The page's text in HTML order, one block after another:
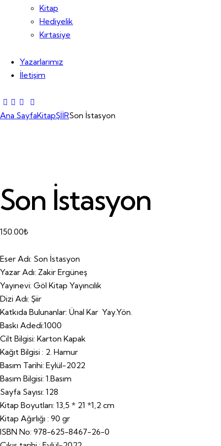
Kitap
Hediyelik
Kırtasiye
Yazarlarımız
İletişim
Ana SayfaKitapŞİİRSon İstasyon
Son İstasyon
150.00₺
Eser Adı: Son İstasyon
Yazar Adı: Zakir Ergüneş
Yayınevi: Göl Kitap Yayıncılık
Dizi Adı: Şiir
Katkıda Bulunanlar: Ünal Kar Yay.Yön.
Baskı Adedi:1000
Cilt Bilgisi: Karton Kapak
Kağıt Bilgisi : 2. Hamur
Basım Tarihi: Eylül-2022
Basım Bilgisi: 1.Basım
Sayfa Sayısı: 128
Kitap Boyutları: 13,5 * 21 *1,2 cm
Kitap Ağırlığı : 90 gr
ISBN No: 978-625-8467-26-0